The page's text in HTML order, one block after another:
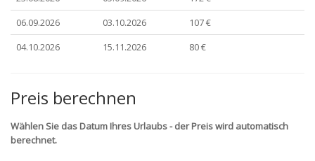
06.09.2026
03.10.2026
107 €
04.10.2026
15.11.2026 80 €
Preis berechnen
Wählen Sie das Datum Ihres Urlaubs - der Preis wird automatisch
berechnet.